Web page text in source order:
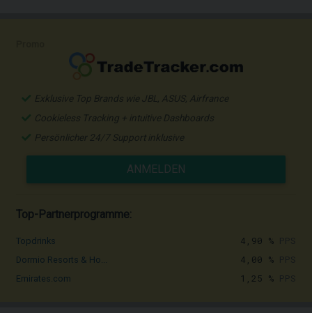
Exklusive Top Brands wie JBL, ASUS, Airfrance
Cookieless Tracking + intuitive Dashboards
Persönlicher 24/7 Support inklusive
ANMELDEN
Top-Partnerprogramme:
Topdrinks 4,90 %
Dormio Resorts & Ho... 4,00 %
Emirates.com 1,25 %